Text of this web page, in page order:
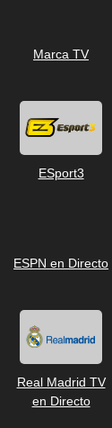
Marca TV
ESport3
ESPN en Directo
Real Madrid TV
en Directo